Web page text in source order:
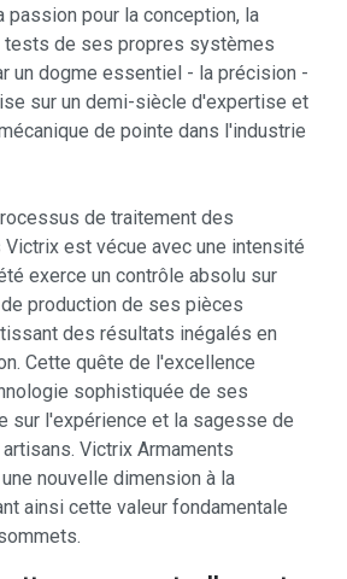
passion pour la conception, la
tests de ses propres systèmes
un dogme essentiel - la précision -
sur un demi-siècle d'expertise et
de pointe dans l'industrie
de traitement des
Victrix est vécue avec une intensité
exerce un contrôle absolu sur
production de ses pièces
des résultats inégalés en
Cette quête de l'excellence
sophistiquée de ses
sur l'expérience et la sagesse de
Victrix Armaments
nouvelle dimension à la
ainsi cette valeur fondamentale